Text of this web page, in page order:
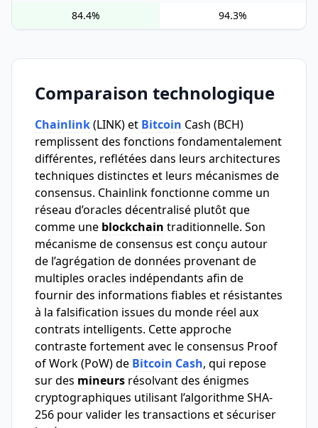
84.4%
94.3%
Comparaison technologique
Chainlink(LINK) et Bitcoin Cash (BCH)
remplissent des fonctions fondamentalement
différentes, reflétées dans leurs architectures
techniques distinctes et leurs mécanismes de
consensus. Chainlink fonctionne comme un
réseau d’oracles décentralisé plutôt que
comme une blockchain traditionnelle. Son
mécanisme de consensus est conçu autour
de l’agrégation de données provenant de
multiples oracles indépendants afin de
fournir des informations fiables et résistantes
à la falsification issues du monde réel aux
contrats intelligents. Cette approche
contraste fortement avec le consensus Proof
of Work (PoW) de Bitcoin Cash, qui repose
sur des mineurs résolvant des énigmes
cryptographiques utilisant l’algorithme SHA-
256 pour valider les transactions et sécuriser